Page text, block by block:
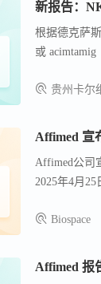
新报告：
根据德克萨
或
接受过大量
贵州卡尔
Affimed 宣
Affimed公司
2025年4月
是一种通过
床阶段免疫
Biospace
Affimed 报